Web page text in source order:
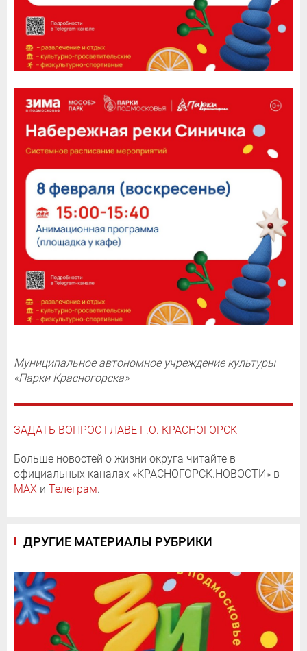
Муниципальное автономное учреждение культуры
«Парки Красногорска»
ЗАДАТЬ ВОПРОС ГЛАВЕ Г.О. КРАСНОГОРСК
Больше новостей о жизни округа читайте в
официальных каналах «КРАСНОГОРСК.НОВОСТИ» в
MAX и Телеграм.
ДРУГИЕ МАТЕРИАЛЫ РУБРИКИ